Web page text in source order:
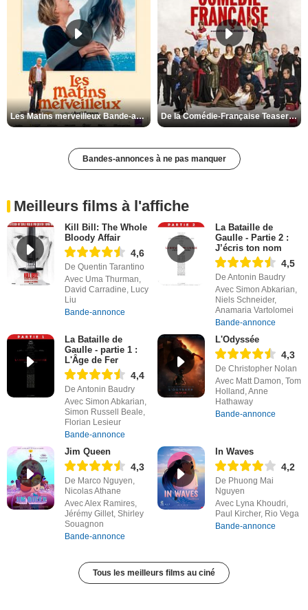
Les Matins merveilleux Bande-annonce VF De la Comédie-Française Teaser VF
Bandes-annonces à ne pas manquer
Meilleurs films à l'affiche
Kill Bill: The Whole
Bloody Affair
4,6
De Quentin Tarantino
Avec Uma Thurman,
David Carradine, Lucy
Liu
Bande-annonce
La Bataille de
Gaulle - Partie 2 :
J’écris ton nom
4,5
De Antonin Baudry
Avec Simon Abkarian,
Niels Schneider,
Anamaria Vartolomei
Bande-annonce
La Bataille de
Gaulle - partie 1 :
L'Âge de Fer
4,4
De Antonin Baudry
Avec Simon Abkarian,
Simon Russell Beale,
Florian Lesieur
Bande-annonce
L'Odyssée
4,3
De Christopher Nolan
Avec Matt Damon, Tom
Holland, Anne
Hathaway
Bande-annonce
Jim Queen
4,3
De Marco Nguyen,
Nicolas Athane
Avec Alex Ramires,
Jérémy Gillet, Shirley
Souagnon
Bande-annonce
In Waves
4,2
De Phuong Mai
Nguyen
Avec Lyna Khoudri,
Paul Kircher, Rio Vega
Bande-annonce
Tous les meilleurs films au ciné